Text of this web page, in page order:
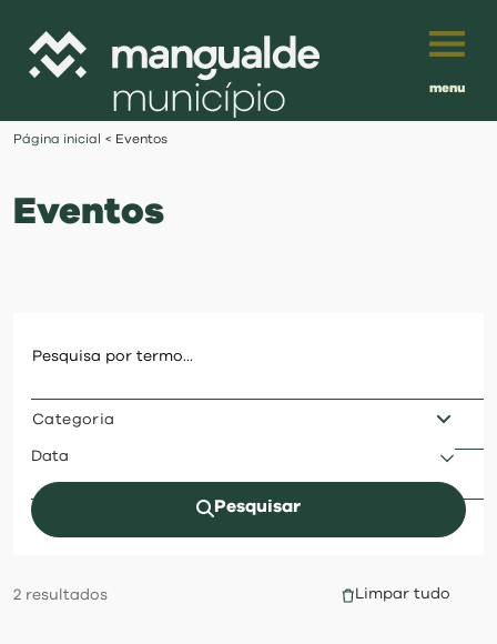
menu
investir
balcão digital
visit
Português
Página inicial < Eventos
Eventos
Categoria
Data
Pesquisar
2 resultados Limpar tudo